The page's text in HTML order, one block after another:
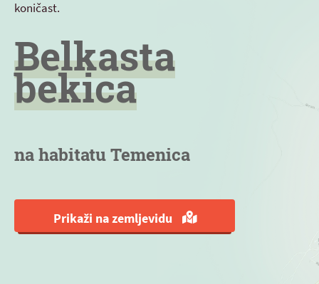
koničast.
Belkasta
bekica
na habitatu Temenica
Prikaži na zemljevidu